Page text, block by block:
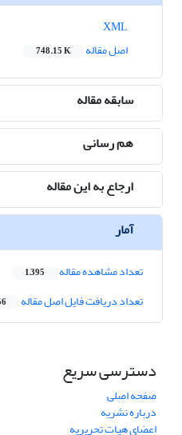
اصل مقاله
748.15 K
سابقه مقاله
هم رسانی
ارجاع به این مقاله
آمار
تعداد مشاهده مقاله 1,395
تعداد دریافت فایل اصل مقاله
دسترسی سریع
صفحه اصلی
درباره نشریه
اعضای هیات تحریریه